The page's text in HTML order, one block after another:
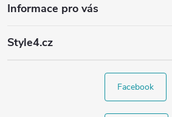
Informace pro vás
Style4.cz
Facebook